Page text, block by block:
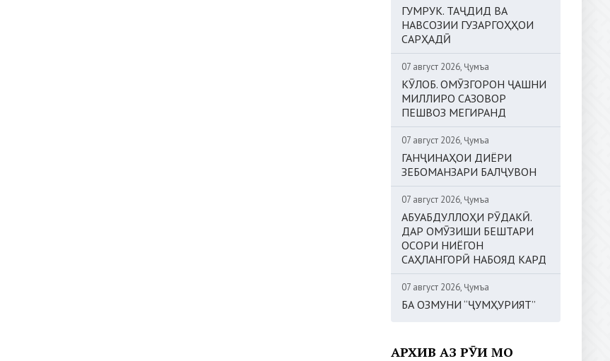
ГУМРУК. ТАҶДИД ВА
НАВСОЗИИ ГУЗАРГОҲҲОИ
САРҲАДӢ
07 август 2026, Ҷумъа
КӮЛОБ. ОМӮЗГОРОН ҶАШНИ
МИЛЛИРО САЗОВОР
ПЕШВОЗ МЕГИРАНД
07 август 2026, Ҷумъа
ГАНҶИНАҲОИ ДИЁРИ
ЗЕБОМАНЗАРИ БАЛҶУВОН
07 август 2026, Ҷумъа
АБУАБДУЛЛОҲИ РӮДАКӢ.
ДАР ОМӮЗИШИ БЕШТАРИ
ОСОРИ НИЁГОН
САҲЛАНГОРӢ НАБОЯД КАРД
07 август 2026, Ҷумъа
БА ОЗМУНИ “ҶУМҲУРИЯТ”
АРХИВ АЗ РӮИ МОҲ